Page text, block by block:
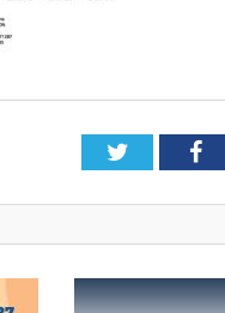
Twitter